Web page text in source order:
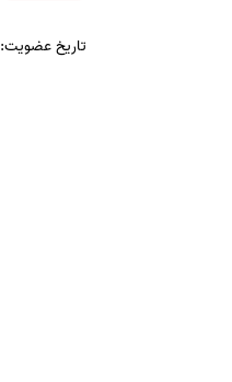
تاریخ عضویت: